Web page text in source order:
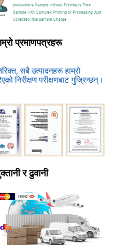
प्रमाणपत्रहरू
सबै उत्पादनहरू हाम्रो
निरीक्षण परीक्षणबाट गुज्रिन्छन्।
र ढुवानी